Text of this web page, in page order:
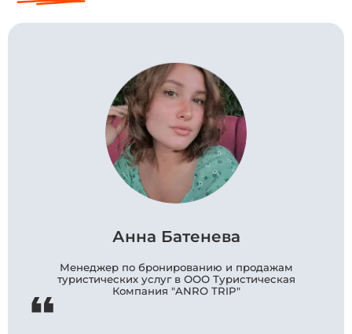
Анна Батенева
Менеджер по бронированию и продажам
туристических услуг в ООО Туристическая
Компания "ANRO TRIP"